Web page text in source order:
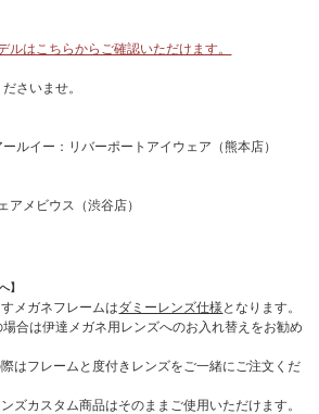
ルはこちらからご確認いただけます。
さいませ。
ルイー：リバーポートアイウェア（熊本店）
メビウス（渋谷店）
】
メガネフレームはダミーレンズ仕様 となります。
合は伊達メガネ用レンズへのお入れ替えをお勧め
はフレームと度付きレンズをご一緒にご注文くだ
ズカスタム商品はそのままご使用いただけます。